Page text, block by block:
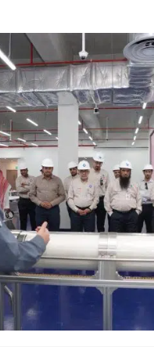
“الوقف الإسعافي”
فنيًا لـ الأهلي
النظامية بحق